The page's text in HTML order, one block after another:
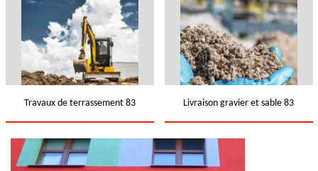
Travaux de terrassement 83 Livraison gravier et sable 83